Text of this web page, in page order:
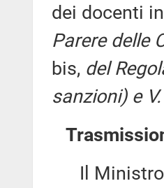
dei docenti
Parere delle
bis, del
sanzioni) e V.
Il Ministro